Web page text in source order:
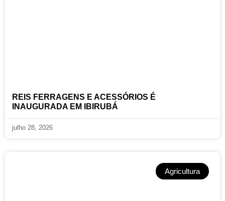
REIS FERRAGENS E ACESSÓRIOS É
INAUGURADA EM IBIRUBÁ
julho 28, 2026
Agricultura